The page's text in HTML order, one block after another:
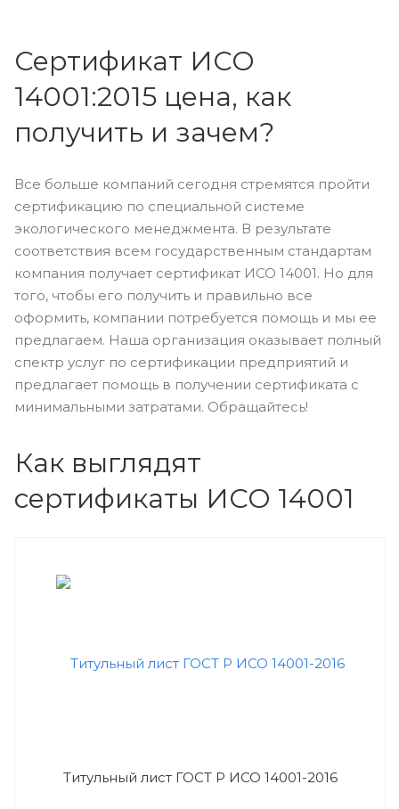
Сертификат ИСО
14001:2015 цена, как
получить и зачем?
Все больше компаний сегодня стремятся пройти
сертификацию по специальной системе
экологического менеджмента. В результате
соответствия всем государственным стандартам
компания получает сертификат ИСО 14001. Но для
того, чтобы его получить и правильно все
оформить, компании потребуется помощь и мы ее
предлагаем. Наша организация оказывает полный
спектр услуг по сертификации предприятий и
предлагает помощь в получении сертификата с
минимальными затратами. Обращайтесь!
Как выглядят
сертификаты ИСО 14001
Титульный лист ГОСТ Р ИСО 14001-2016